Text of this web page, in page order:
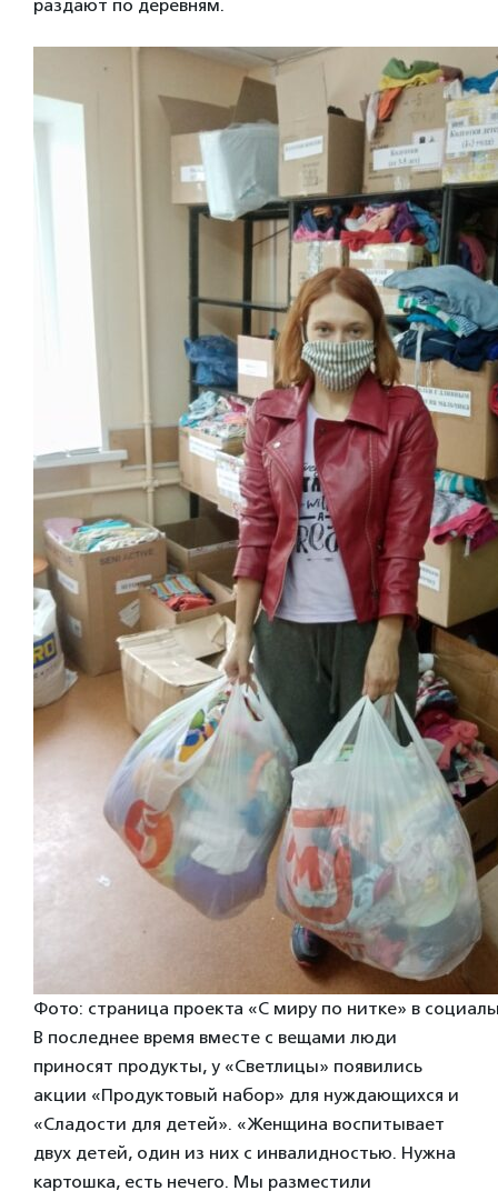
раздают по деревням.
Фото: страница проекта «С миру по нитке» в
В последнее время вместе с вещами люди
приносят продукты, у «Светлицы» появились
акции «Продуктовый набор» для нуждающихся и
«Сладости для детей». «Женщина воспитывает
двух детей, один из них с инвалидностью. Нужна
картошка, есть нечего. Мы разместили